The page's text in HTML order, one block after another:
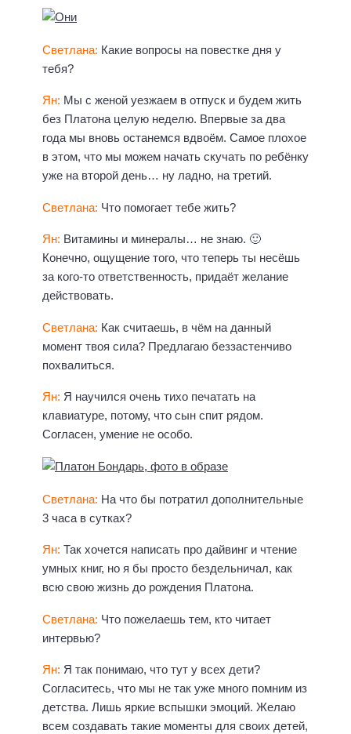
Светлана: Какие вопросы на повестке дня у
тебя?
Ян: Мы с женой уезжаем в отпуск и будем жить
без Платона целую неделю. Впервые за два
года мы вновь останемся вдвоём. Самое плохое
в этом, что мы можем начать скучать по ребёнку
уже на второй день… ну ладно, на третий.
Светлана: Что помогает тебе жить?
Ян: Витамины и минералы… не знаю. 🙂
Конечно, ощущение того, что теперь ты несёшь
за кого-то ответственность, придаёт желание
действовать.
Светлана: Как считаешь, в чём на данный
момент твоя сила? Предлагаю беззастенчиво
похвалиться.
Ян: Я научился очень тихо печатать на
клавиатуре, потому, что сын спит рядом.
Согласен, умение не особо.
Светлана: На что бы потратил дополнительные
3 часа в сутках?
Ян: Так хочется написать про дайвинг и чтение
умных книг, но я бы просто бездельничал, как
всю свою жизнь до рождения Платона.
Светлана: Что пожелаешь тем, кто читает
интервью?
Ян: Я так понимаю, что тут у всех дети?
Согласитесь, что мы не так уже много помним из
детства. Лишь яркие вспышки эмоций. Желаю
всем создавать такие моменты для своих детей,